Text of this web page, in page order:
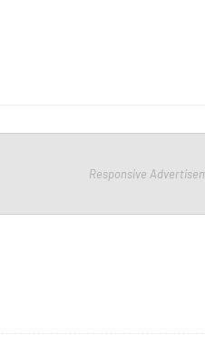
Responsive